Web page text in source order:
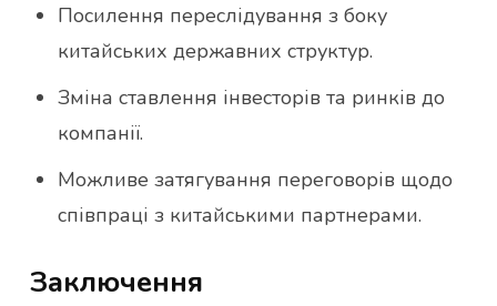
Посилення переслідування з боку
китайських державних структур.
Зміна ставлення інвесторів та ринків до
компанії.
Можливе затягування переговорів щодо
співпраці з китайськими партнерами.
Заключення